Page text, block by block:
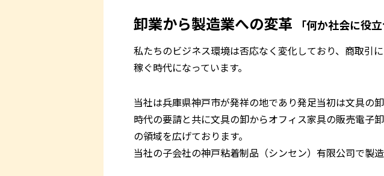
卸業から製造業への変革 「何か社会に役
私たちのビジネス環境は否応なく変化しており、商取引
稼ぐ時代になっています。
当社は兵庫県神戸市が発祥の地であり発足当初は文具の
時代の要請と共に文具の卸からオフィス家具の販売電子
の領域を広げております。
当社の子会社の神戸粘着制品（シンセン）有限公司で製